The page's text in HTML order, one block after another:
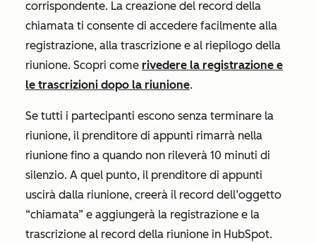
corrispondente. La creazione del record della
chiamata ti consente di accedere facilmente alla
registrazione, alla trascrizione e al riepilogo della
riunione. Scopri come rivedere la registrazione e
le trascrizioni dopo la riunione.
Se tutti i partecipanti escono senza terminare la
riunione, il prenditore di appunti rimarrà nella
riunione fino a quando non rileverà 10 minuti di
silenzio. A quel punto, il prenditore di appunti
uscirà dalla riunione, creerà il record dell’oggetto
“chiamata” e aggiungerà la registrazione e la
trascrizione al record della riunione in HubSpot.